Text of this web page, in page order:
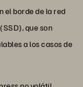
el borde de la red
que son
a los casos de